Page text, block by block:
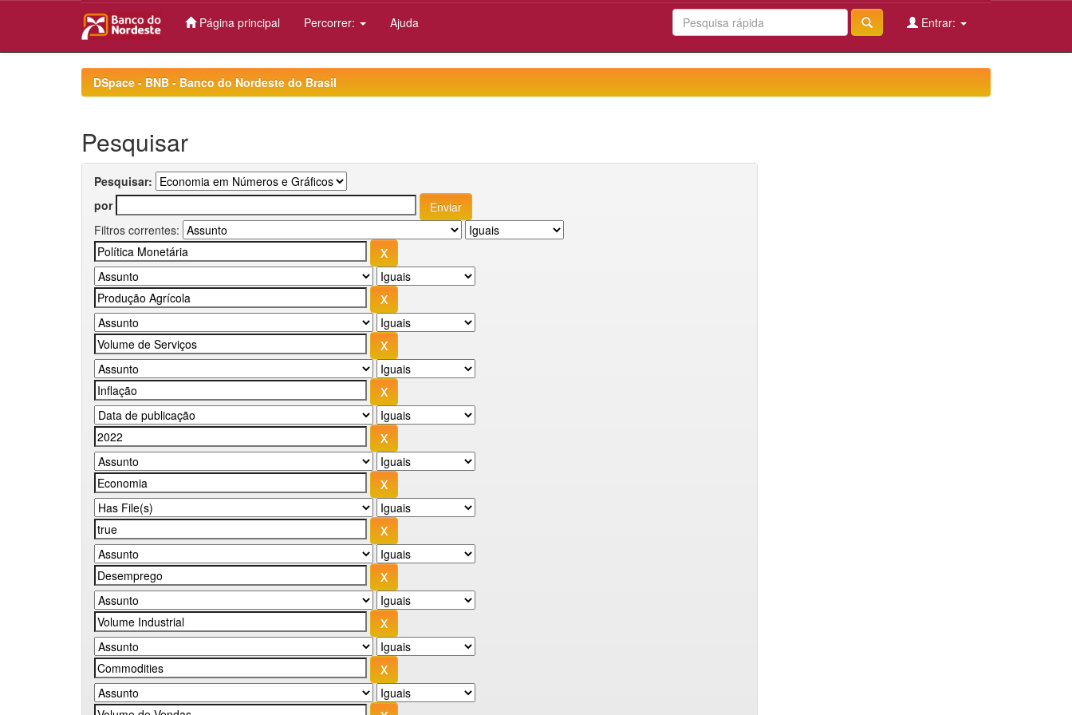
Página principal Percorrer: Ajuda Entrar:
DSpace - BNB - Banco do Nordeste do Brasil
Pesquisar
Pesquisar:
por
Filtros correntes: